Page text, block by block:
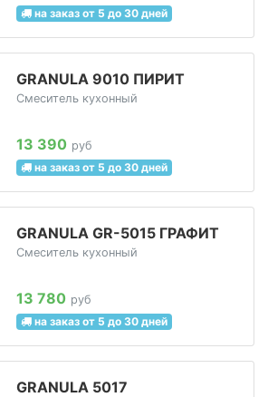
на заказ от 5 до 30 дней
GRANULA 9010 ПИРИТ
Смеситель кухонный
13 390 руб
на заказ от 5 до 30 дней
GRANULA GR-5015 ГРАФИТ
Смеситель кухонный
13 780 руб
на заказ от 5 до 30 дней
GRANULA 5017